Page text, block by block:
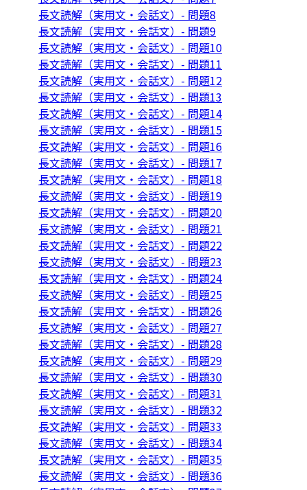
長文読解（実用文・会話文）- 問題8
長文読解（実用文・会話文）- 問題9
長文読解（実用文・会話文）- 問題10
長文読解（実用文・会話文）- 問題11
長文読解（実用文・会話文）- 問題12
長文読解（実用文・会話文）- 問題13
長文読解（実用文・会話文）- 問題14
長文読解（実用文・会話文）- 問題15
長文読解（実用文・会話文）- 問題16
長文読解（実用文・会話文）- 問題17
長文読解（実用文・会話文）- 問題18
長文読解（実用文・会話文）- 問題19
長文読解（実用文・会話文）- 問題20
長文読解（実用文・会話文）- 問題21
長文読解（実用文・会話文）- 問題22
長文読解（実用文・会話文）- 問題23
長文読解（実用文・会話文）- 問題24
長文読解（実用文・会話文）- 問題25
長文読解（実用文・会話文）- 問題26
長文読解（実用文・会話文）- 問題27
長文読解（実用文・会話文）- 問題28
長文読解（実用文・会話文）- 問題29
長文読解（実用文・会話文）- 問題30
長文読解（実用文・会話文）- 問題31
長文読解（実用文・会話文）- 問題32
長文読解（実用文・会話文）- 問題33
長文読解（実用文・会話文）- 問題34
長文読解（実用文・会話文）- 問題35
長文読解（実用文・会話文）- 問題36